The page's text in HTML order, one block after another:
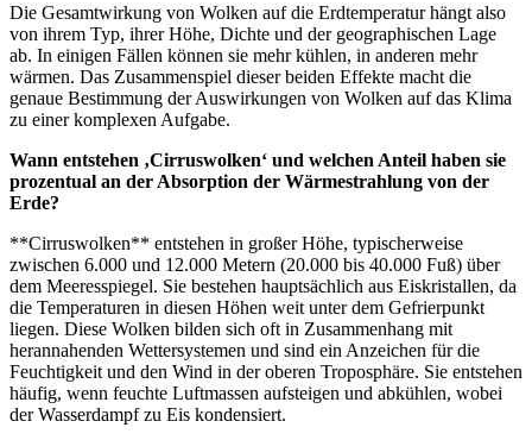
Die Gesamtwirkung von Wolken auf die Erdtemperatur hängt also
von ihrem Typ, ihrer Höhe, Dichte und der geographischen Lage
ab. In einigen Fällen können sie mehr kühlen, in anderen mehr
wärmen. Das Zusammenspiel dieser beiden Effekte macht die
genaue Bestimmung der Auswirkungen von Wolken auf das Klima
zu einer komplexen Aufgabe.
Wann entstehen ‚Cirruswolken‘ und welchen Anteil haben sie
prozentual an der Absorption der Wärmestrahlung von der
Erde?
**Cirruswolken** entstehen in großer Höhe, typischerweise
zwischen 6.000 und 12.000 Metern (20.000 bis 40.000 Fuß) über
dem Meeresspiegel. Sie bestehen hauptsächlich aus Eiskristallen, da
die Temperaturen in diesen Höhen weit unter dem Gefrierpunkt
liegen. Diese Wolken bilden sich oft in Zusammenhang mit
herannahenden Wettersystemen und sind ein Anzeichen für die
Feuchtigkeit und den Wind in der oberen Troposphäre. Sie entstehen
häufig, wenn feuchte Luftmassen aufsteigen und abkühlen, wobei
der Wasserdampf zu Eis kondensiert.